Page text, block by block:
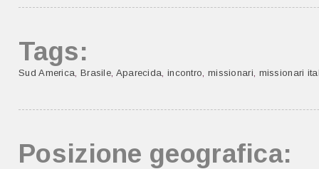
Tags:
Sud America, Brasile, Aparecida, incontro, missionari, missionari
Posizione geografica: